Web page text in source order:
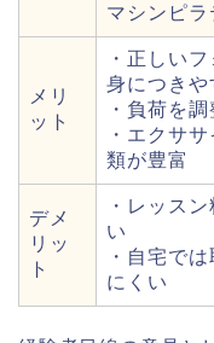
マシンピラ
メリ
ット
・正しい
身につきや
・負荷を
・エクサ
類が豊富
デメ
リッ
ト
・レッス
い
・自宅で
にくい